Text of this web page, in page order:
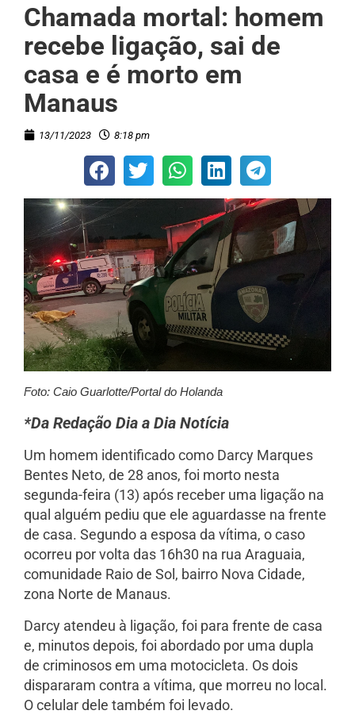
Chamada mortal: homem
recebe ligação, sai de
casa e é morto em
Manaus
13/11/2023 8:18 pm
Foto: Caio Guarlotte/Portal do Holanda
*Da Redação Dia a Dia Notícia
Um homem identificado como Darcy Marques
Bentes Neto, de 28 anos, foi morto nesta
segunda-feira (13) após receber uma ligação na
qual alguém pediu que ele aguardasse na frente
de casa. Segundo a esposa da vítima, o caso
ocorreu por volta das 16h30 na rua Araguaia,
comunidade Raio de Sol, bairro Nova Cidade,
zona Norte de Manaus.
Darcy atendeu à ligação, foi para frente de casa
e, minutos depois, foi abordado por uma dupla
de criminosos em uma motocicleta. Os dois
dispararam contra a vítima, que morreu no local.
O celular dele também foi levado.